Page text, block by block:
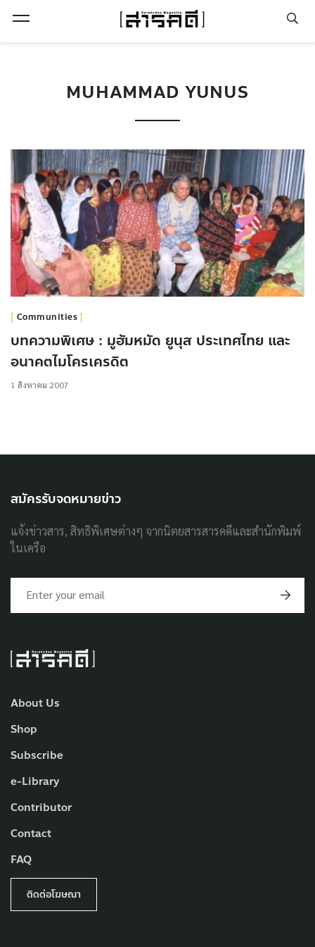
MUHAMMAD YUNUS
Communities
บทความพิเศษ : มูฮัมหมัด ยูนุส ประเทศไทย และ
อนาคตไมโครเครดิต
1 สิงหาคม 2007
About Us
Shop
Subscribe
e-Library
Contributor
Contact
FAQ
ติดต่อโฆษณา
สมัครรับจดหมายข่าว
แจ้งข่าวสาร, สิทธิพิเศษต่างๆ จากนิตยสารสารคดีและสำนักพิมพ์
ในเครือ